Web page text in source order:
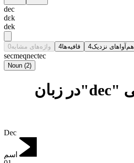
dec
dɛk
dek
واژه‌های مشابه0 قافیه‌ها4 هم‌آواهای نزدیک4
secmeqnectec
Noun (2)
تعریف و معنی "dec"در زبان
Dec
اسم